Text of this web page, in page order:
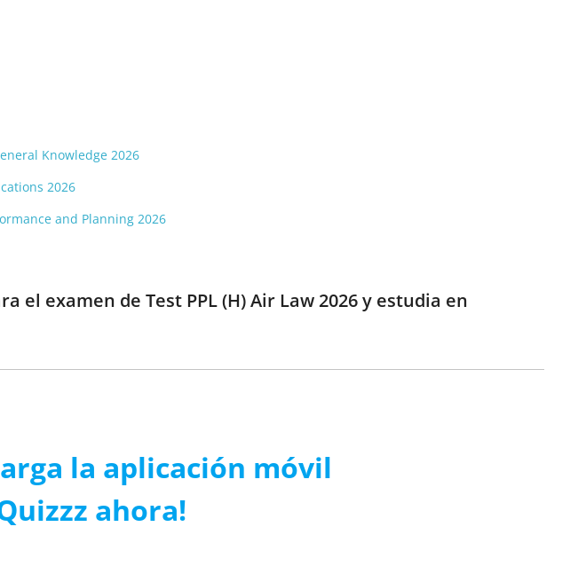
Knowledge 2026
2026
and Planning 2026
el examen de Test PPL (H) Air Law 2026 y estudia en
la aplicación móvil
ahora!